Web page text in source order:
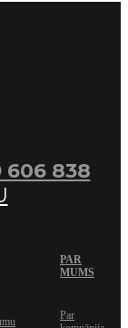
606 838
PAR
MUMS
Par